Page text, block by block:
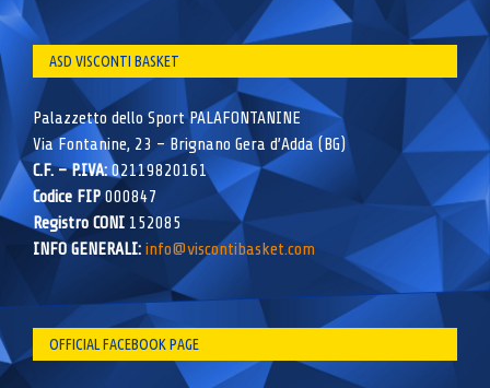
ASD VISCONTI BASKET
Palazzetto dello Sport PALAFONTANINE
Via Fontanine, 23 – Brignano Gera d’Adda (BG)
C.F. – P.IVA:02119820161
Codice FIP000847
Registro CONI 152085
INFO GENERALI: info@viscontibasket.com
OFFICIAL FACEBOOK PAGE